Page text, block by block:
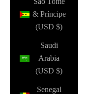
& Príncipe
(USD $)
Saudi
Arabia
(USD $)
Senegal